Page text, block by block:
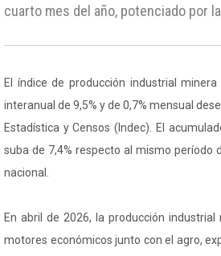
cuarto mes del año, potenciado por
El índice de producción industrial
interanual de 9,5% y de 0,7% mensual
Estadística y Censos (Indec). El
suba de 7,4% respecto al mismo período
nacional.
En abril de 2026, la producción
motores económicos junto con el agro,